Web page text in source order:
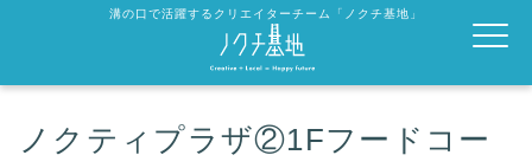
溝の口で活躍するクリエイターチーム「ノクチ基地」
ノクティプラザ②1Fフードコー